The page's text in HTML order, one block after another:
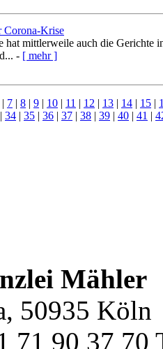
Corona-Krise
mittlerweile auch die Gerichte
- [ mehr ]
| 7 | 8 | 9 | 10 | 11 | 12 | 13 | 14 | 15 |
| 34 | 35 | 36 | 37 | 38 | 39 | 40 | 41 |
Mähler
50935 Köln
71 90 37 70